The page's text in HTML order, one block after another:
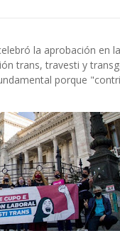
la aprobación en
trans, travesti y
porque